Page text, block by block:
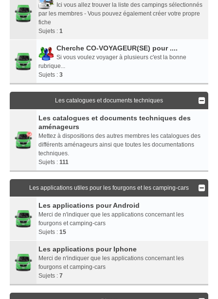
Ici vous allez trouver la liste des campings sélectionnés
par les membres - Vous pouvez également créer votre propre
fiche
Sujets : 1
Cherche CO-VOYAGEUR(SE) pour ....
Si vous voulez voyager à plusieurs c'est la bonne
rubrique...
Sujets : 3
Les catalogues et documents techniques
Les catalogues et documents techniques des
aménageurs
Mettez à dispositions des autres membres les catalogues des
différents aménageurs ainsi que toutes les documentations
techniques.
Sujets : 111
Les applications utiles pour les fourgons et les camping-cars
Les applications pour Android
Merci de n'indiquer que les applications concernant les
fourgons et camping-cars
Sujets : 15
Les applications pour Iphone
Merci de n'indiquer que les applications concernant les
fourgons et camping-cars
Sujets : 7